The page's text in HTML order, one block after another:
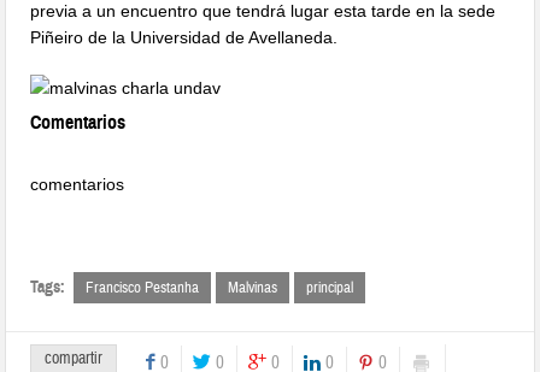
previa a un encuentro que tendrá lugar esta tarde en la sede
Piñeiro de la Universidad de Avellaneda.
Comentarios
comentarios
Tags: Francisco Pestanha Malvinas principal
compartir 0 0 0 0 0